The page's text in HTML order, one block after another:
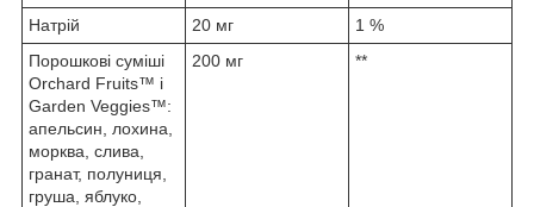
Натрій 20 мг
1 %
Порошкові суміші
Orchard Fruits™ і
Garden Veggies™:
апельсин, лохина,
морква, слива,
гранат, полуниця,
груша, яблуко,
200 мг **